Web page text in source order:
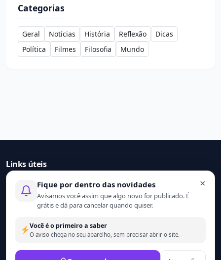
Categorias
Geral Notícias História Reflexão
Dicas
Política
Filmes Filosofia Mundo
Links úteis
Início
Contato
Sobre nós
Termo de uso
Política de privacidade
© 2021 - 2026 Ler mais. Todos os direitos reservados.
×
Fique por dentro das novidades
Avisamos você assim que algo novo for publicado. É
grátis e dá para cancelar quando quiser.
Você é o primeiro a saber
O aviso chega no seu aparelho, sem precisar abrir o site.